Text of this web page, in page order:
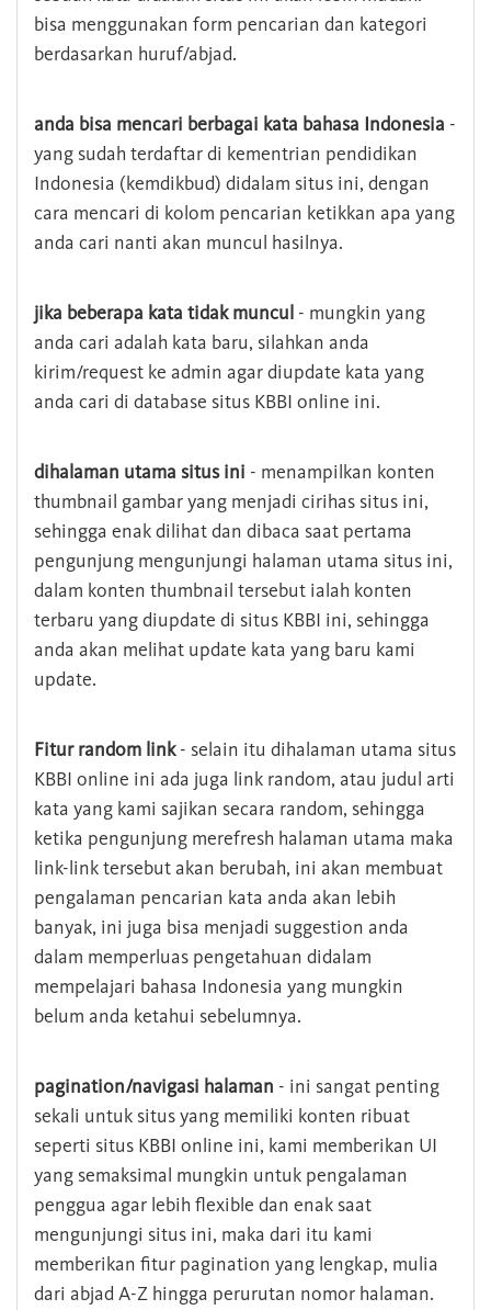
bisa menggunakan form pencarian dan kategori
berdasarkan huruf/abjad.
anda bisa mencari berbagai kata bahasa Indonesia -
yang sudah terdaftar di kementrian pendidikan
Indonesia (kemdikbud) didalam situs ini, dengan
cara mencari di kolom pencarian ketikkan apa yang
anda cari nanti akan muncul hasilnya.
jika beberapa kata tidak muncul - mungkin yang
anda cari adalah kata baru, silahkan anda
kirim/request ke admin agar diupdate kata yang
anda cari di database situs KBBI online ini.
dihalaman utama situs ini - menampilkan konten
thumbnail gambar yang menjadi cirihas situs ini,
sehingga enak dilihat dan dibaca saat pertama
pengunjung mengunjungi halaman utama situs ini,
dalam konten thumbnail tersebut ialah konten
terbaru yang diupdate di situs KBBI ini, sehingga
anda akan melihat update kata yang baru kami
update.
Fitur random link- selain itu dihalaman utama situs
KBBI online ini ada juga link random, atau judul arti
kata yang kami sajikan secara random, sehingga
ketika pengunjung merefresh halaman utama maka
link-link tersebut akan berubah, ini akan membuat
pengalaman pencarian kata anda akan lebih
banyak, ini juga bisa menjadi suggestion anda
dalam memperluas pengetahuan didalam
mempelajari bahasa Indonesia yang mungkin
belum anda ketahui sebelumnya.
pagination/navigasi halaman - ini sangat penting
sekali untuk situs yang memiliki konten ribuat
seperti situs KBBI online ini, kami memberikan UI
yang semaksimal mungkin untuk pengalaman
penggua agar lebih flexible dan enak saat
mengunjungi situs ini, maka dari itu kami
memberikan fitur pagination yang lengkap, mulia
dari abjad A-Z hingga perurutan nomor halaman.